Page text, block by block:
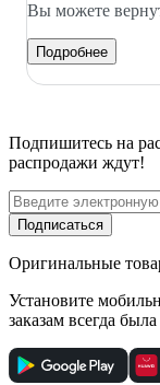
Вы можете
Подробнее
Подпишитесь на
распродажи ждут!
Подписаться
Оригинальные
Установите
заказам всегда